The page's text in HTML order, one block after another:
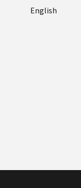
English